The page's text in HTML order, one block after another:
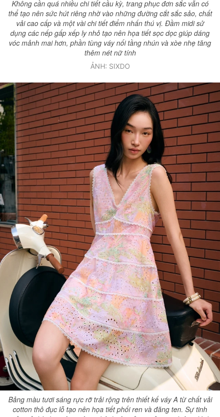
Không cần quá nhiều chi tiết cầu kỳ, trang phục đơn sắc vẫn có
thể tạo nên sức hút riêng nhờ vào những đường cắt sắc sảo, chất
vải cao cấp và một vài chi tiết điểm nhấn thú vị. Đầm midi sử
dụng các nếp gấp xếp ly nhỏ tạo nên họa tiết sọc dọc giúp dáng
vóc mảnh mai hơn, phần tùng váy nối tầng nhún và xòe nhẹ tăng
thêm nét nữ tính
ẢNH: SIXDO
Bảng màu tươi sáng rực rỡ trải rộng trên thiết kế váy A từ chất vải
cotton thô đục lỗ tạo nên họa tiết phối ren và đăng ten. Sự tinh